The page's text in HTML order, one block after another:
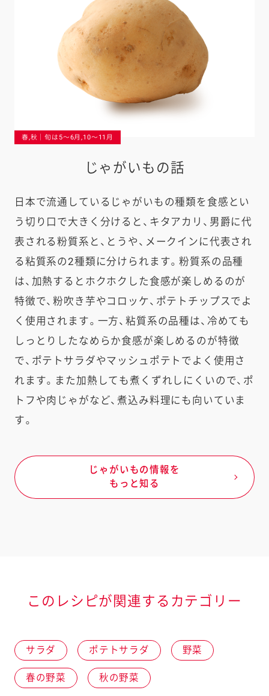
春,秋｜旬は5〜6月,10〜11月
じゃがいもの話
日本で流通しているじゃがいもの種類を食感とい
う切り口で大きく分けると、キタアカリ、男爵に代
表される粉質系と、とうや、メークインに代表され
る粘質系の2種類に分けられます。粉質系の品種
は、加熱するとホクホクした食感が楽しめるのが
特徴で、粉吹き芋やコロッケ、ポテトチップスでよ
く使用されます。一方、粘質系の品種は、冷めても
しっとりしたなめらか食感が楽しめるのが特徴
で、ポテトサラダやマッシュポテトでよく使用さ
れます。また加熱しても煮くずれしにくいので、ポ
トフや肉じゃがなど、煮込み料理にも向いていま
す。
じゃがいもの情報を
もっと知る
このレシピが関連するカテゴリー
サラダ ポテトサラダ 野菜
春の野菜 秋の野菜